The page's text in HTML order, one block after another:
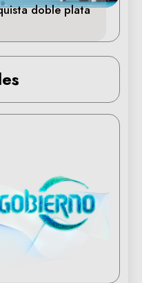
doble plata